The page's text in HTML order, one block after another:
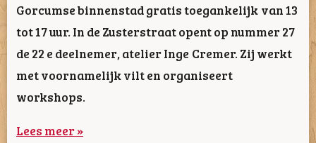
Gorcumse binnenstad gratis toegankelijk van 13
tot 17 uur. In de Zusterstraat opent op nummer 27
de 22 e deelnemer, atelier Inge Cremer. Zij werkt
met voornamelijk vilt en organiseert
workshops.
Lees meer »